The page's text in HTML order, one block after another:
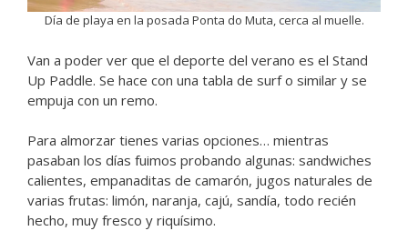
Día de playa en la posada Ponta do Muta, cerca al muelle.
Van a poder ver que el deporte del verano es el Stand
Up Paddle. Se hace con una tabla de surf o similar y se
empuja con un remo.
Para almorzar tienes varias opciones… mientras
pasaban los días fuimos probando algunas: sandwiches
calientes, empanaditas de camarón, jugos naturales de
varias frutas: limón, naranja, cajú, sandía, todo recién
hecho, muy fresco y riquísimo.